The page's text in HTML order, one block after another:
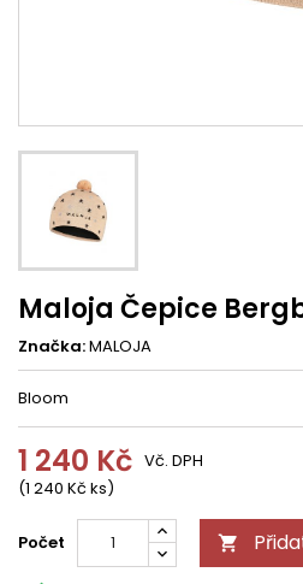
Maloja Čepice
Značka:MALOJA
Bloom
1 240 Kč
(1 240 Kč ks)
Vč. DPH
Počet 